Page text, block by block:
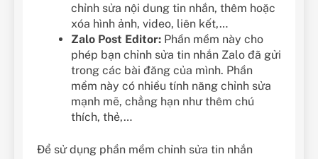
chỉnh sửa nội dung tin nhắn, thêm hoặc
xóa hình ảnh, video, liên kết,…
Zalo Post Editor: Phần mềm này cho
phép bạn chỉnh sửa tin nhắn Zalo đã gửi
trong các bài đăng của mình. Phần
mềm này có nhiều tính năng chỉnh sửa
mạnh mẽ, chẳng hạn như thêm chú
thích, thẻ,…
Để sử dụng phần mềm chỉnh sửa tin nhắn